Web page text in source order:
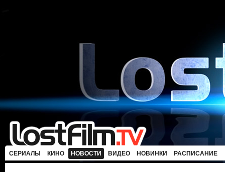
СЕРИАЛЫ КИНО НОВОСТИ ВИДЕО НОВИНКИ РАСПИСАНИЕ